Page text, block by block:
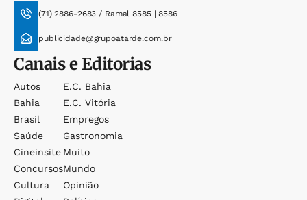
(71) 2886-2683 / Ramal 8585 | 8586
publicidade@grupoatarde.com.br
Canais e Editorias
Autos
Bahia
Brasil
Saúde
Cineinsite
Concursos
Cultura
E.c. Bahia
E.c. Vitória
Empregos
Gastronomia
Muito
Mundo
Opinião